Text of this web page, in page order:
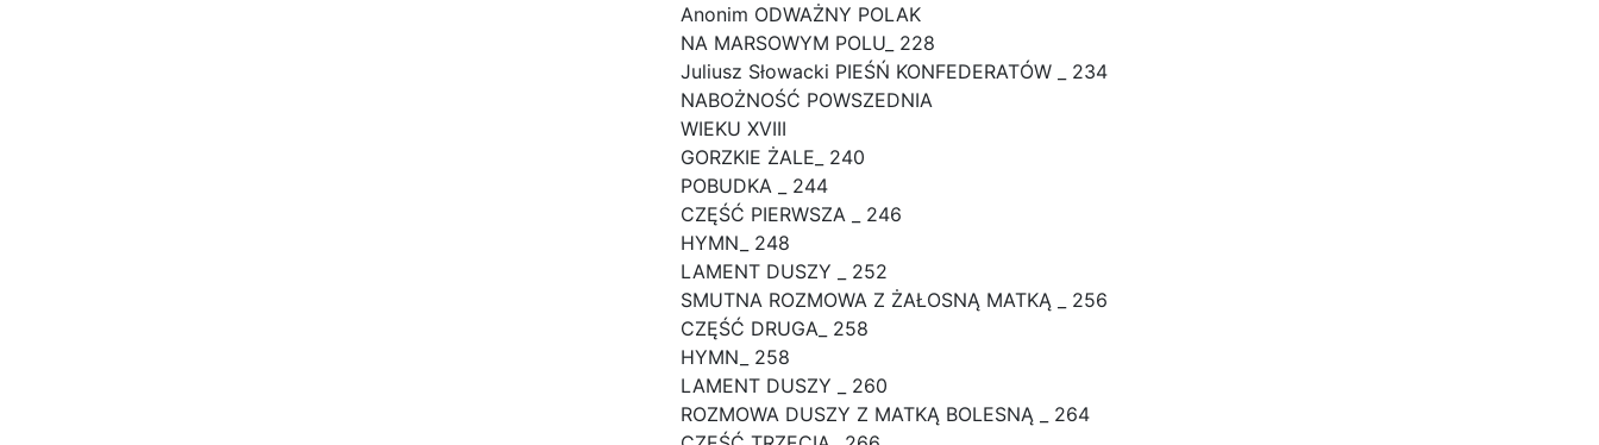
Anonim ODWAŻNY POLAK
NA MARSOWYM POLU_ 228
Juliusz Słowacki PIEŚŃ KONFEDERATÓW _ 234
NABOŻNOŚĆ POWSZEDNIA
WIEKU XVIII
GORZKIE ŻALE_ 240
POBUDKA _ 244
CZĘŚĆ PIERWSZA _ 246
HYMN_ 248
LAMENT DUSZY _ 252
SMUTNA ROZMOWA Z ŻAŁOSNĄ MATKĄ _ 256
CZĘŚĆ DRUGA_ 258
HYMN_ 258
LAMENT DUSZY _ 260
ROZMOWA DUSZY Z MATKĄ BOLESNĄ _ 264